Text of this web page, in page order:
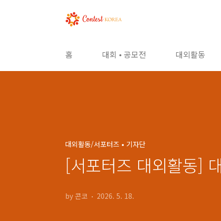
홈 대회 • 공모전 대외활동
대외활동/서포터즈 • 기자단
[서포터즈 대외활동]
by 콘코 2026. 5. 18.